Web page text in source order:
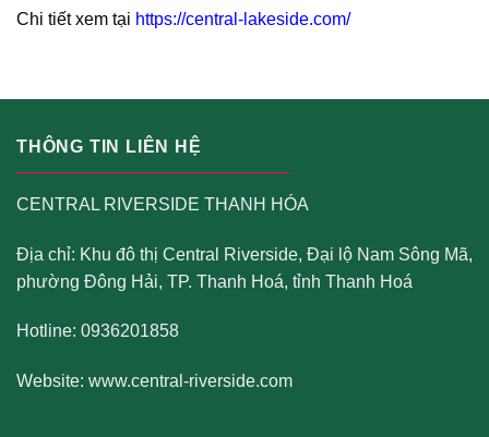
Chi tiết xem tại https://central-lakeside.com/
THÔNG TIN LIÊN HỆ
CENTRAL RIVERSIDE THANH HÓA
Địa chỉ: Khu đô thị Central Riverside, Đại lộ Nam Sông Mã,
phường Đông Hải, TP. Thanh Hoá, tỉnh Thanh Hoá
Hotline: 0936201858
Website: www.central-riverside.com